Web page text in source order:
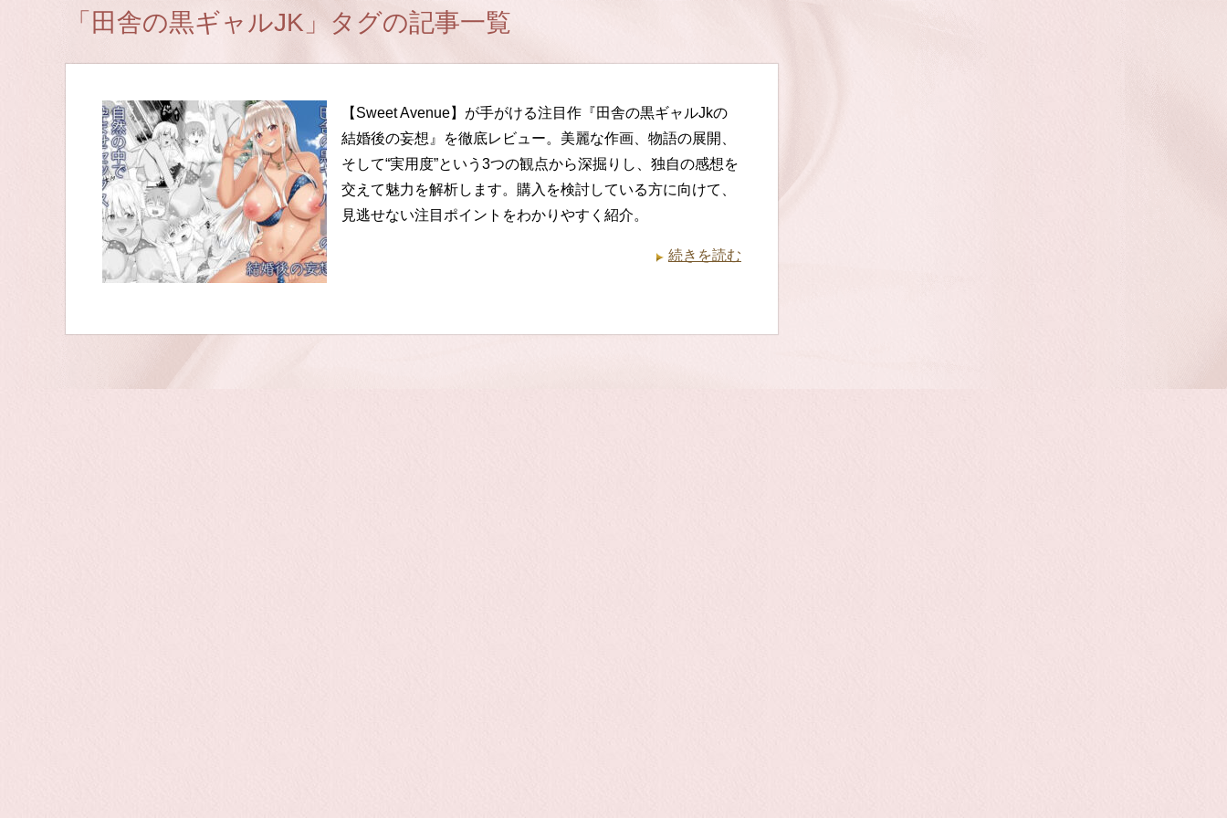
「田舎の黒ギャルJK」タグの記事一覧
【Sweet Avenue】が手がける注目作『田舎の黒ギャルJkの
結婚後の妄想』を徹底レビュー。美麗な作画、物語の展開、
そして“実用度”という3つの観点から深掘りし、独自の感想を
交えて魅力を解析します。購入を検討している方に向けて、
見逃せない注目ポイントをわかりやすく紹介。
続きを読む